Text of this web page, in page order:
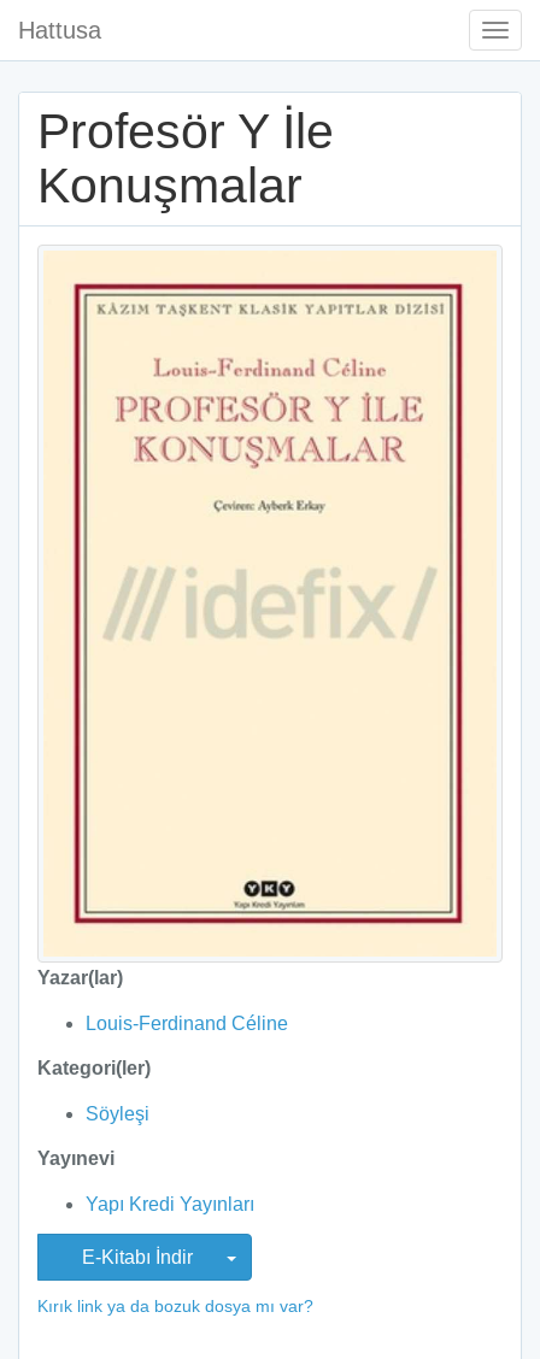
Hattusa
Profesör Y İle
Konuşmalar
Yazar(lar)
Louis-Ferdinand Céline
Kategori(ler)
Söyleşi
Yayınevi
Yapı Kredi Yayınları
E-Kitabı İndir
Kırık link ya da bozuk dosya mı var?